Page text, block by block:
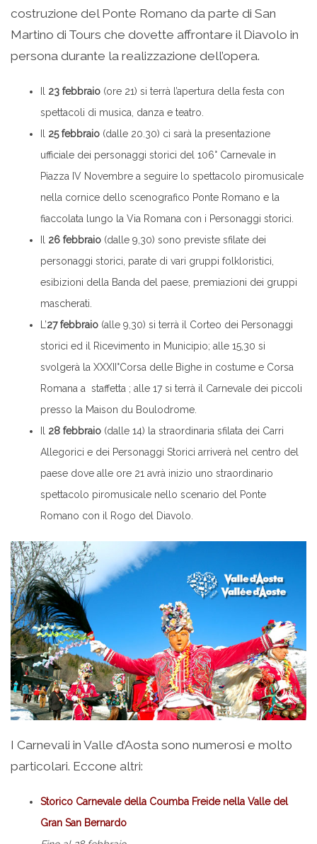
costruzione del Ponte Romano da parte di San
Martino di Tours che dovette affrontare il Diavolo in
persona durante la realizzazione dell’opera.
23 febbraio (ore 21) si terrà l’apertura della festa con
spettacoli di musica, danza e teatro.
25 febbraio (dalle 20.30) ci sarà la presentazione
ufficiale dei personaggi storici del 106° Carnevale in
Piazza IV Novembre a seguire lo spettacolo piromusicale
nella cornice dello scenografico Ponte Romano e la
fiaccolata lungo la Via Romana con i Personaggi storici.
26 febbraio (dalle 9,30) sono previste sfilate dei
personaggi storici, parate di vari gruppi folkloristici,
esibizioni della Banda del paese, premiazioni dei gruppi
mascherati.
L’27 febbraio (alle 9,30) si terrà il Corteo dei Personaggi
storici ed il Ricevimento in Municipio; alle 15,30 si
svolgerà la XXXII°Corsa delle Bighe in costume e Corsa
Romana a staffetta ; alle 17 si terrà il Carnevale dei piccoli
presso la Maison du Boulodrome.
28 febbraio (dalle 14) la straordinaria sfilata dei Carri
Allegorici e dei Personaggi Storici arriverà nel centro del
paese dove alle ore 21 avrà inizio uno straordinario
spettacolo piromusicale nello scenario del Ponte
Romano con il Rogo del Diavolo.
I Carnevali in Valle d’Aosta sono numerosi e molto
particolari. Eccone altri:
Storico Carnevale della Coumba Freide nella Valle del
Gran San Bernardo